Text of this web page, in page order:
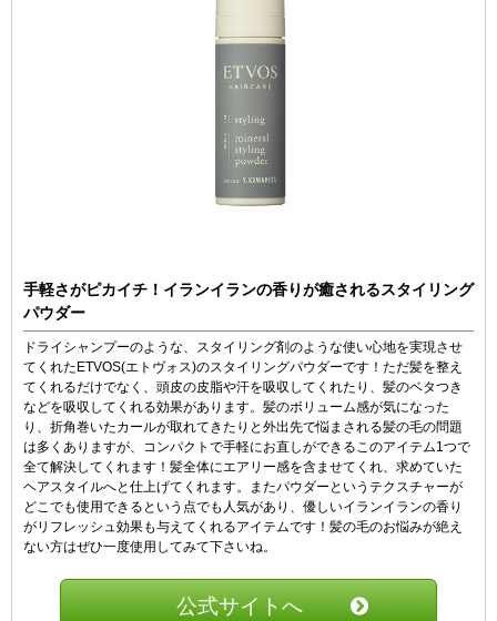
手軽さがピカイチ！イランイランの香りが癒されるスタイリング
パウダー
ドライシャンプーのような、スタイリング剤のような使い心地を実現させ
てくれたETVOS(エトヴォス)のスタイリングパウダーです！ただ髪を整え
てくれるだけでなく、頭皮の皮脂や汗を吸収してくれたり、髪のベタつき
などを吸収してくれる効果があります。髪のボリューム感が気になった
り、折角巻いたカールが取れてきたりと外出先で悩まされる髪の毛の問題
は多くありますが、コンパクトで手軽にお直しができるこのアイテム1つで
全て解決してくれます！髪全体にエアリー感を含ませてくれ、求めていた
ヘアスタイルへと仕上げてくれます。またパウダーというテクスチャーが
どこでも使用できるという点でも人気があり、優しいイランイランの香り
がリフレッシュ効果も与えてくれるアイテムです！髪の毛のお悩みが絶え
ない方はぜひ一度使用してみて下さいね。
公式サイトへ